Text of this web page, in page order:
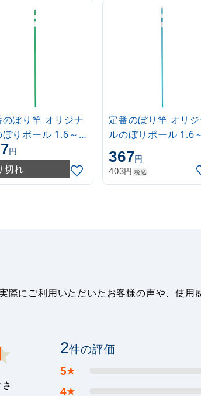
のぼり竿 オリジナ
ぼりポール 1.6～
縮式 緑
円
切れ
定番のぼり竿 オリ
ルのぼりポール 1.6
3m 伸縮式 水色
(30537SBL)
367円
403円 税込
際にご利用いただいたお客様の声や、使用
2件の評価
5★
4★